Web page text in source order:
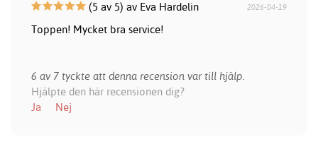
(5 av 5) av Eva Hardelin 2026-04-19
Toppen! Mycket bra service!
6 av 7 tyckte att denna recension var till hjälp.
Hjälpte den här recensionen dig?
Ja
Nej